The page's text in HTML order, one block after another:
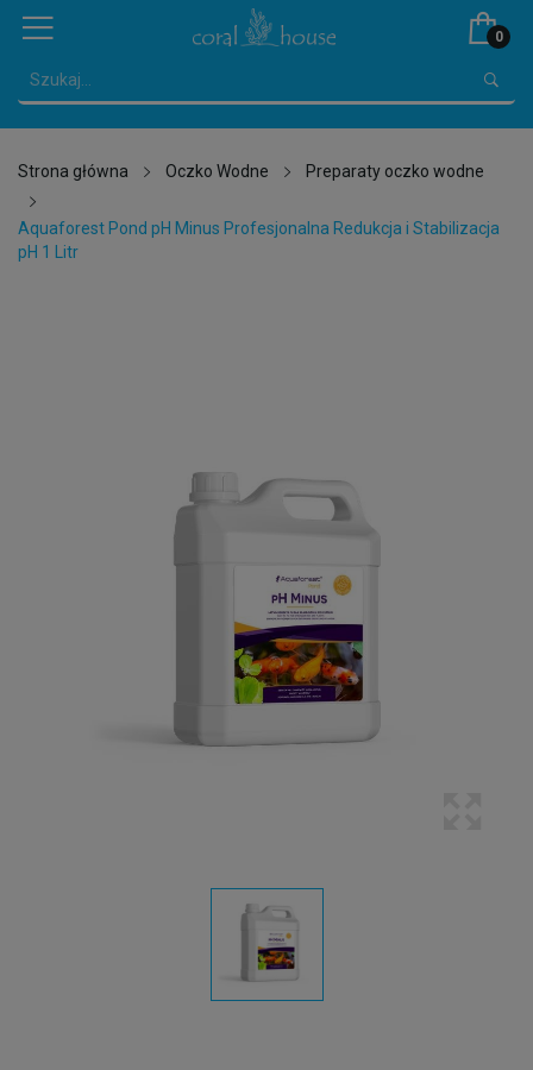
0
Strona główna Oczko Wodne Preparaty oczko wodne
Aquaforest Pond pH Minus Profesjonalna Redukcja i Stabilizacja
pH 1 Litr